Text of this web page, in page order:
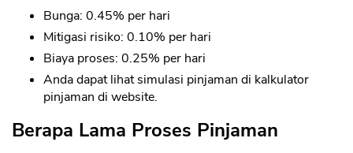
Bunga: 0.45% per hari
Mitigasi risiko: 0.10% per hari
Biaya proses: 0.25% per hari
Anda dapat lihat simulasi pinjaman di kalkulator
pinjaman di website.
Berapa Lama Proses Pinjaman